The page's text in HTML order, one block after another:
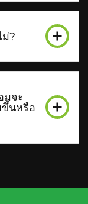
?
มจะ
ขึ้นหรือ